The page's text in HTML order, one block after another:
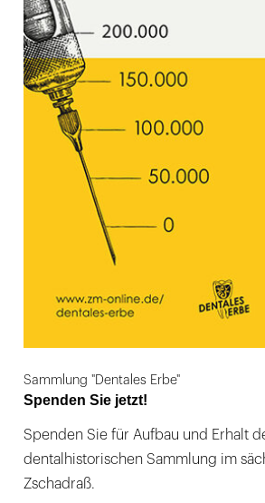
Sammlung "Dentales Erbe"
Spenden Sie jetzt!
Spenden Sie für Aufbau und Erhalt
dentalhistorischen Sammlung im
Zschadraß.